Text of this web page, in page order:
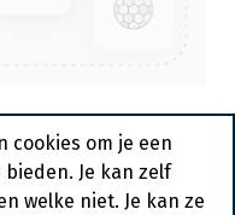
"Gents
1000 st
cookies om je een
Je kan zelf
welke niet. Je kan ze